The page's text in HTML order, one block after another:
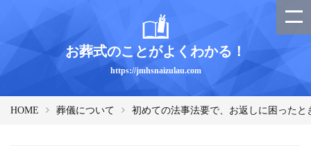
お葬式のことがよくわかる！
https://jmhsnaizulau.com
HOME 葬儀について 初めての法事法要で、お返しに困ったと